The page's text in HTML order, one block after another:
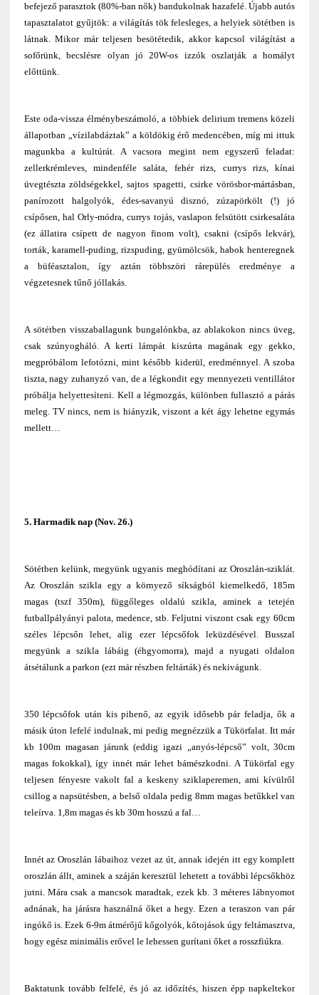
befejező parasztok (80%-ban nők) bandukolnak hazafelé. Újabb autós
tapasztalatot gyűjtök: a világítás tök felesleges, a helyiek sötétben is
látnak. Mikor már teljesen besötétedik, akkor kapcsol világítást a
sofőrünk, becslésre olyan jó 20W-os izzók oszlatják a homályt
előttünk.
Este oda-vissza élménybeszámoló, a többiek delirium tremens közeli
állapotban „vízilabdáztak” a köldökig érő medencében, míg mi ittuk
magunkba a kultúrát. A vacsora megint nem egyszerű feladat:
zellerkrémleves, mindenféle saláta, fehér rizs, currys rizs, kínai
üvegtészta zöldségekkel, sajtos spagetti, csirke vörösbor-mártásban,
panírozott halgolyók, édes-savanyú disznó, zúzapörkölt (!) jó
csípősen, hal Orly-módra, currys tojás, vaslapon felsütött csirkesaláta
(ez állatira csípett de nagyon finom volt), csakni (csípős lekvár),
torták, karamell-puding, rizspuding, gyümölcsök, habok henteregnek
a büféasztalon, így aztán többszöri rárepülés eredménye a
végzetesnek tűnő jóllakás.
A sötétben visszaballagunk bungalónkba, az ablakokon nincs üveg,
csak szúnyogháló. A kerti lámpát kiszúrta magának egy gekko,
megpróbálom lefotózni, mint később kiderül, eredménnyel. A szoba
tiszta, nagy zuhanyzó van, de a légkondit egy mennyezeti ventillátor
próbálja helyettesíteni. Kell a légmozgás, különben fullasztó a párás
meleg. TV nincs, nem is hiányzik, viszont a két ágy lehetne egymás
mellett…
5. Harmadik nap (Nov. 26.)
Sötétben kelünk, megyünk ugyanis meghódítani az Oroszlán-sziklát.
Az Oroszlán szikla egy a környező síkságból kiemelkedő, 185m
magas (tszf 350m), függőleges oldalú szikla, aminek a tetején
futballpályányi palota, medence, stb. Feljutni viszont csak egy 60cm
széles lépcsőn lehet, alig ezer lépcsőfok leküzdésével. Busszal
megyünk a szikla lábáig (éhgyomorra), majd a nyugati oldalon
átsétálunk a parkon (ezt már részben feltárták) és nekivágunk.
350 lépcsőfok után kis pihenő, az egyik idősebb pár feladja, ők a
másik úton lefelé indulnak, mi pedig megnézzük a Tükörfalat. Itt már
kb 100m magasan járunk (eddig igazi „anyós-lépcső” volt, 30cm
magas fokokkal), így innét már lehet bámészkodni. A Tükörfal egy
teljesen fényesre vakolt fal a keskeny sziklaperemen, ami kívülről
csillog a napsütésben, a belső oldala pedig 8mm magas betűkkel van
teleírva. 1,8m magas és kb 30m hosszú a fal…
Innét az Oroszlán lábaihoz vezet az út, annak idején itt egy komplett
oroszlán állt, aminek a száján keresztül lehetett a további lépcsőkhöz
jutni. Mára csak a mancsok maradtak, ezek kb. 3 méteres lábnyomot
adnának, ha járásra használná őket a hegy. Ezen a teraszon van pár
ingókő is. Ezek 6-9m átmérőjű kőgolyók, kőtojások úgy feltámasztva,
hogy egész minimális erővel le lehessen gurítani őket a rosszfiúkra.
Baktatunk tovább felfelé, és jó az időzítés, hiszen épp napkeltekor